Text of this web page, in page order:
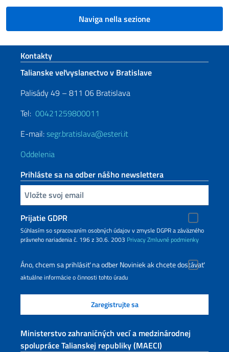
Naviga nella sezione
Footer section
Kontakty
Talianske veľvyslanectvo v Bratislave
Palisády 49 – 811 06 Bratislava
Tel: 00421259800011
E-mail:segr.bratislava@esteri.it
Oddelenia
Prihláste sa na odber nášho newslettera
Zadajte vašu emailovú adresu
Prijatie GDPR
Súhlasím so spracovaním osobných údajov v zmysle DGPR a záväzného
právneho nariadenia č. 196 z 30.6. 2003 PrivacyZmluvné podmienky
Áno, chcem sa prihlásiť na odber Noviniek ak chcete dostávať
aktuálne informácie o činnosti tohto úradu
Ministerstvo zahraničných vecí a medzinárodnej
spolupráce Talianskej republiky (MAECI)